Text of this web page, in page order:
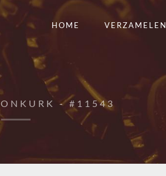
HOME VERZAMELEN
- #11543